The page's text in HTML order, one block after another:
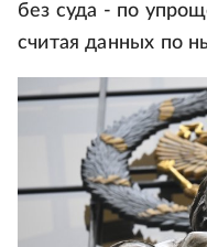
без суда - по
считая данных по